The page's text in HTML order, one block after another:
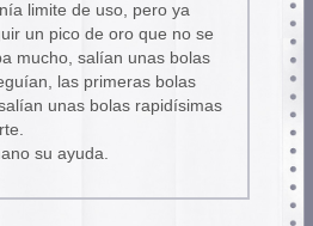
limite de uso, pero ya
un pico de oro que no se
mucho, salían unas bolas
las primeras bolas
unas bolas rapidísimas
su ayuda.